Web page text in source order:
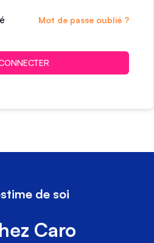
Mot de passe oublié ?
de soi
Caro